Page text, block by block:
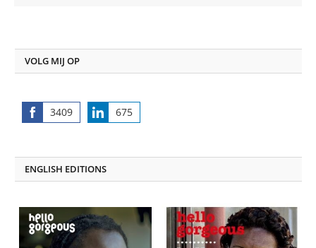
VOLG MIJ OP
3409
Share
675
Share
ENGLISH EDITIONS